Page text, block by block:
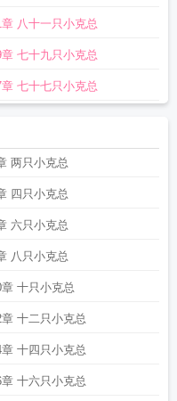
八十一只小克总
七十九只小克总
七十七只小克总
两只小克总
四只小克总
六只小克总
八只小克总
十只小克总
十二只小克总
十四只小克总
十六只小克总